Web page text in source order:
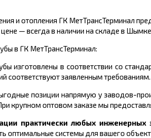
и отопления ГК МетТрансТерминал
— всегда в наличии на складе в
в ГК МетТрансТерминал:
изготовлены в соответствии со
соответствуют заявленным требованиям.
позиции напрямую у заводов-
крупном оптовом заказе мы
практически любых инженерных
оптимальные системы для вашего